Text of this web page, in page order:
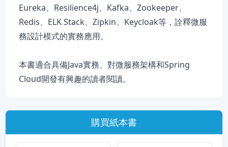
Eureka、Resilience4j、Kafka、Zookeeper、
Redis、ELK Stack、Zipkin、Keycloak等，詮釋微服
務設計模式的實務應用。
本書適合具備Java實務、對微服務架構和Spring
Cloud開發有興趣的讀者閱讀。
購買紙本書